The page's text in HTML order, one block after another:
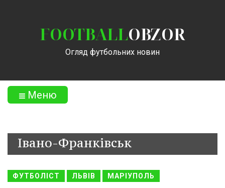
FOOTBALLOBZOR
Огляд футбольних новин
Меню
Івано-Франківськ
ФУТБОЛІСТ ЛЬВІВ МАРІУПОЛЬ